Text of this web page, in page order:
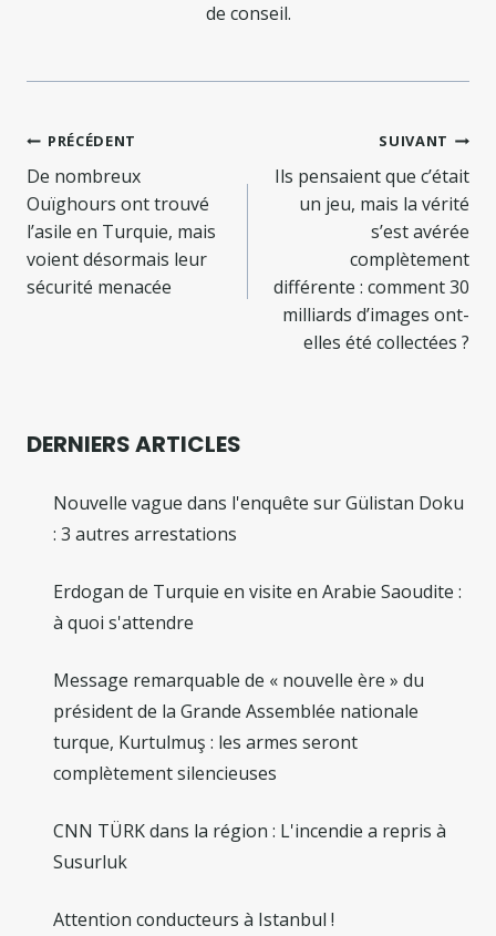
de conseil.
Navigation
de
l’article
PRÉCÉDENT
De nombreux
Ouïghours ont trouvé
l’asile en Turquie, mais
voient désormais leur
sécurité menacée
SUIVANT
Ils pensaient que c’était
un jeu, mais la vérité
s’est avérée
complètement
différente : comment 30
milliards d’images ont-
elles été collectées ?
DERNIERS ARTICLES
Nouvelle vague dans l'enquête sur Gülistan Doku
: 3 autres arrestations
Erdogan de Turquie en visite en Arabie Saoudite :
à quoi s'attendre
Message remarquable de « nouvelle ère » du
président de la Grande Assemblée nationale
turque, Kurtulmuş : les armes seront
complètement silencieuses
CNN TÜRK dans la région : L'incendie a repris à
Susurluk
Attention conducteurs à Istanbul !